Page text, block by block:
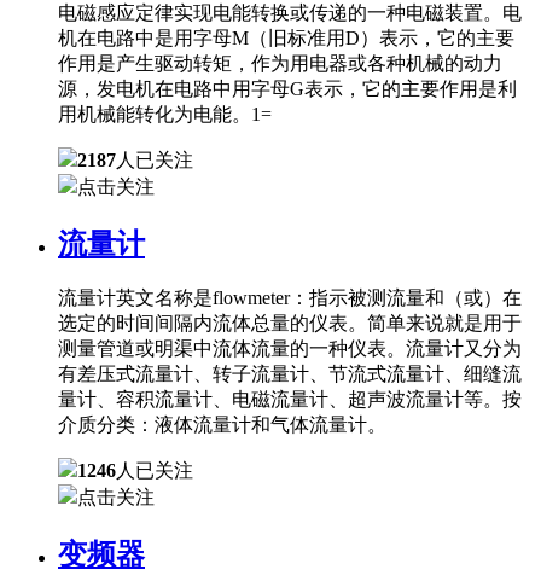
电磁感应定律实现电能转换或传递的一种电磁装置。电
机在电路中是用字母M（旧标准用D）表示，它的主要
作用是产生驱动转矩，作为用电器或各种机械的动力
源，发电机在电路中用字母G表示，它的主要作用是利
用机械能转化为电能。1=
2187人已关注
点击关注
流量计
流量计英文名称是flowmeter：指示被测流量和（或）在
选定的时间间隔内流体总量的仪表。简单来说就是用于
测量管道或明渠中流体流量的一种仪表。流量计又分为
有差压式流量计、转子流量计、节流式流量计、细缝流
量计、容积流量计、电磁流量计、超声波流量计等。按
介质分类：液体流量计和气体流量计。
1246人已关注
点击关注
变频器